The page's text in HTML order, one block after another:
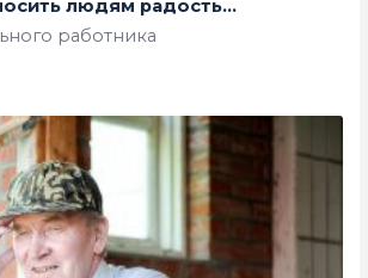
людям радость...
работника